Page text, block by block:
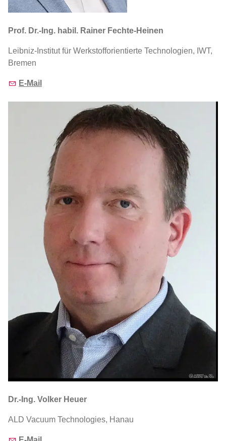
Prof. Dr.-Ing. habil. Rainer Fechte-Heinen
Leibniz-Institut für Werkstofforientierte Technologien, IWT,
Bremen
E-Mail
Dr.-Ing. Volker Heuer
ALD Vacuum Technologies, Hanau